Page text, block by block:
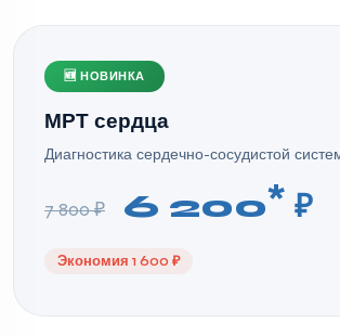
🆕 НОВИНКА
МРТ сердца
Диагностика сердечно-сосудистой
7 800 ₽ 6 200* ₽
Экономия 1 600 ₽